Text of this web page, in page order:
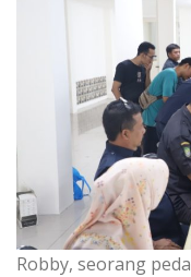
Robby, seorang